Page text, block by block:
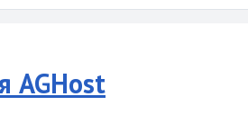
AGHost